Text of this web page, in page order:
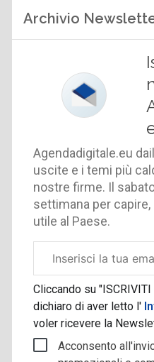
Archivio
Agendadigitale.eu
uscite e i temi più
nostre firme. Il
settimana per
utile al Paese.
aziendale
Cliccando su "ISCRIVITI
dichiaro di aver letto l'
voler ricevere la
Acconsento